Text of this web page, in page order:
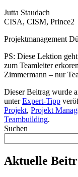
Jutta Staudach
CISA, CISM, Prince2
Projektmanagement
PS: Diese Lektion
zum Teamleiter
Zimmermann – nur
Dieser Beitrag wurde
unterExpert-Tipp
Projekt, Projekt
Teambuilding.
Suchen
Aktuelle